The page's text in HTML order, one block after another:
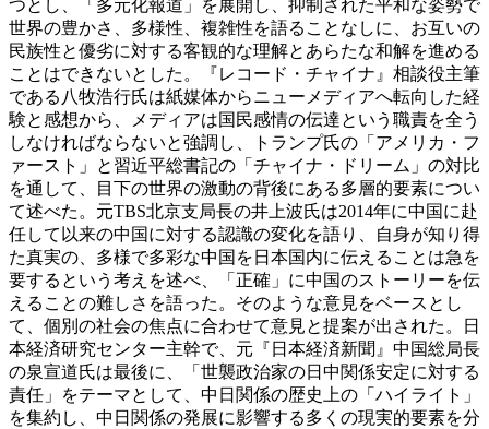
つとし、「多元化報道」を展開し、抑制された平和な姿勢で
世界の豊かさ、多様性、複雑性を語ることなしに、お互いの
民族性と優劣に対する客観的な理解とあらたな和解を進める
ことはできないとした。『レコード・チャイナ』相談役主筆
である八牧浩行氏は紙媒体からニューメディアへ転向した経
験と感想から、メディアは国民感情の伝達という職責を全う
しなければならないと強調し、トランプ氏の「アメリカ・フ
ァースト」と習近平総書記の「チャイナ・ドリーム」の対比
を通して、目下の世界の激動の背後にある多層的要素につい
て述べた。元TBS北京支局長の井上波氏は2014年に中国に赴
任して以来の中国に対する認識の変化を語り、自身が知り得
た真実の、多様で多彩な中国を日本国内に伝えることは急を
要するという考えを述べ、「正確」に中国のストーリーを伝
えることの難しさを語った。そのような意見をベースとし
て、個別の社会の焦点に合わせて意見と提案が出された。日
本経済研究センター主幹で、元『日本経済新聞』中国総局長
の泉宣道氏は最後に、「世襲政治家の日中関係安定に対する
責任」をテーマとして、中日関係の歴史上の「ハイライト」
を集約し、中日関係の発展に影響する多くの現実的要素を分